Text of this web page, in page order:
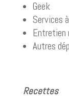
Geek
Services
Entretien
Autres
Recettes